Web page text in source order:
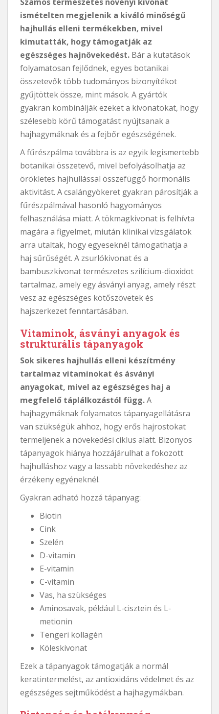
ismételten megjelenik a kiváló minőségű
hajhullás elleni termékekben, mivel
kimutatták, hogy támogatják az
egészséges hajnövekedést. Bár a kutatások
folyamatosan fejlődnek, egyes botanikai
összetevők több tudományos bizonyítékot
gyűjtöttek össze, mint mások. A gyártók
gyakran kombinálják ezeket a kivonatokat, hogy
szélesebb körű támogatást nyújtsanak a
hajhagymáknak és a fejbőr egészségének.
A fűrészpálma továbbra is az egyik legismertebb
botanikai összetevő, mivel befolyásolhatja az
örökletes hajhullással összefüggő hormonális
aktivitást. A csalángyökeret gyakran párosítják a
fűrészpálmával hasonló hagyományos
felhasználása miatt. A tökmagkivonat is felhívta
magára a figyelmet, miután klinikai vizsgálatok
arra utaltak, hogy egyeseknél támogathatja a
haj sűrűségét. A zsurlókivonat és a
bambuszkivonat természetes szilícium-dioxidot
tartalmaz, amely egy ásványi anyag, amely részt
vesz az egészséges kötőszövetek és
hajszerkezet fenntartásában.
Vitaminok, ásványi anyagok és
strukturális tápanyagok
Sok sikeres hajhullás elleni készítmény
tartalmaz vitaminokat és ásványi
anyagokat, mivel az egészséges haj a
megfelelő táplálkozástól függ.A
hajhagymáknak folyamatos tápanyagellátásra
van szükségük ahhoz, hogy erős hajrostokat
termeljenek a növekedési ciklus alatt. Bizonyos
tápanyagok hiánya hozzájárulhat a fokozott
hajhulláshoz vagy a lassabb növekedéshez az
érzékeny egyéneknél.
Gyakran adható hozzá tápanyag:
Biotin
Cink
Szelén
D-vitamin
E-vitamin
C-vitamin
Vas, ha szükséges
Aminosavak, például L-cisztein és L-
metionin
Tengeri kollagén
Köleskivonat
Ezek a tápanyagok támogatják a normál
keratintermelést, az antioxidáns védelmet és az
egészséges sejtműködést a hajhagymákban.